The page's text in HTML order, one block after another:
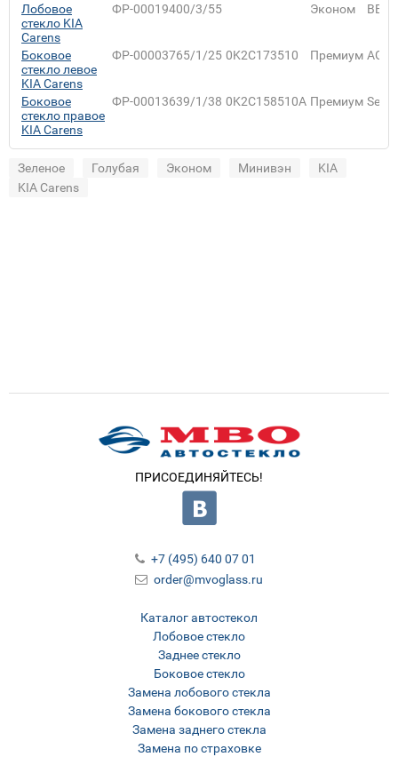
Лобовое
стекло KIA
Carens
ФР-00019400/3/55 Эконом
Боковое
стекло левое
KIA Carens
ФР-00003765/1/25 0K2C173510 Премиум AGC
Боковое
стекло правое
KIA Carens
ФР-00013639/1/38 0K2C158510A Премиум
Зеленое Голубая Эконом Минивэн
KIA
KIA Carens
ПРИСОЕДИНЯЙТЕСЬ!
Каталог автостекол
Лобовое стекло
Заднее стекло
Боковое стекло
Замена лобового стекла
Замена бокового стекла
Замена заднего стекла
Замена по страховке
+7 (495) 640 07 01
order@mvoglass.ru